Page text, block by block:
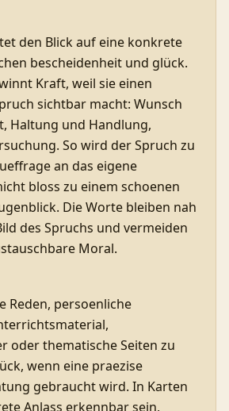
den Blick auf eine konkrete
bescheidenheit und glück.
Kraft, weil sie einen
sichtbar macht: Wunsch
Haltung und Handlung,
So wird der Spruch zu
an das eigene
bloss zu einem schoenen
Die Worte bleiben nah
des Spruchs und vermeiden
Moral.
Reden, persoenliche
oder thematische Seiten zu
wenn eine praezise
gebraucht wird. In Karten
Anlass erkennbar sein,